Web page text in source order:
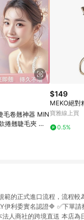
毛卷翹神器 MIN
捲翹睫毛夾 局
初學者易上手
$149
MEKO絕對
寶雅線上買
0.5%
的正式進口流程，流程較
伊利委實名認證🔷 ✅下單請
人商社的跨境直送 本店為